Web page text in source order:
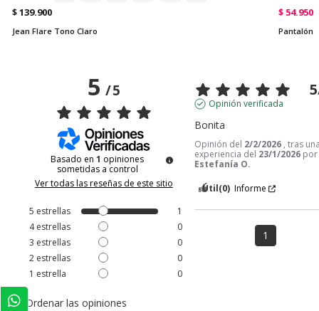
$ 139.900
Jean Flare Tono Claro
$ 54.950
Pantalón
5/5
Basado en1 opiniones
sometidas a control
Ver todas las reseñas de este sitio
5 estrellas
1
4estrellas
0
3 estrellas
0
2 estrellas
0
1 estrella 0
Ordenar las opiniones
5
Opinión verificada
Bonita
Opinión del 2/2/2026 , tras
experiencia del 23/1/2026 por
Estefanía O.
Útil(0) Informe
1